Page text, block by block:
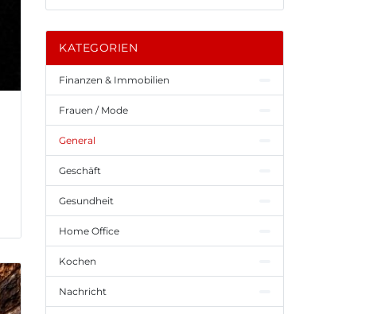
KATEGORIEN
Finanzen & Immobilien
Frauen / Mode
General
Geschäft
Gesundheit
Home Office
Kochen
Nachricht